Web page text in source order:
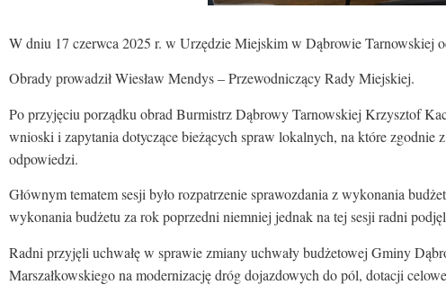
W dniu 17 czerwca 2025 r. w Urzędzie Miejskim w Dąbrowie Tarnowskiej
Obrady prowadził Wiesław Mendys – Przewodniczący Rady Miejskiej.
Po przyjęciu porządku obrad Burmistrz Dąbrowy Tarnowskiej Krzysztof
wnioski i zapytania dotyczące bieżących spraw lokalnych, na które
odpowiedzi.
Głównym tematem sesji było rozpatrzenie sprawozdania z wykonania
wykonania budżetu za rok poprzedni niemniej jednak na tej sesji radni
Radni przyjęli uchwałę w sprawie zmiany uchwały budżetowej Gminy
Marszałkowskiego na modernizację dróg dojazdowych do pól, dotacji